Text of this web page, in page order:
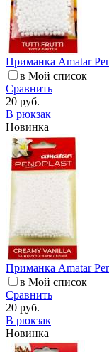
Приманка Amatar
в Мой список
Сравнить
20 руб.
В рюкзак
Новинка
Приманка Amatar
в Мой список
Сравнить
20 руб.
В рюкзак
Новинка